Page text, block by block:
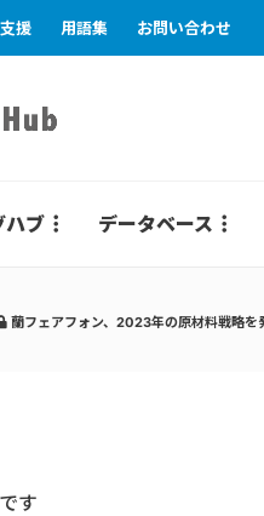
援 用語集 お問い合わせ
ハブ データベース
蘭フェアフォン、2023年の原材料戦略
す